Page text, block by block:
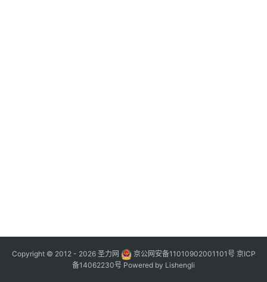
Copyright © 2012 - 2026 圣力网 京公网安备11010902001101号 京ICP
备14062230号 Powered by Lishengli